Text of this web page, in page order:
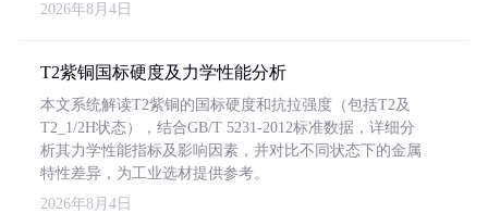
2026年8月4日
T2紫铜国标硬度及力学性能分析
本文系统解读T2紫铜的国标硬度和抗拉强度（包括T2及
T2_1/2H状态），结合GB/T 5231-2012标准数据，详细分
析其力学性能指标及影响因素，并对比不同状态下的金属
特性差异，为工业选材提供参考。
2026年8月4日